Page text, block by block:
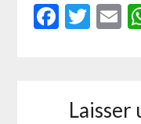
Laisser